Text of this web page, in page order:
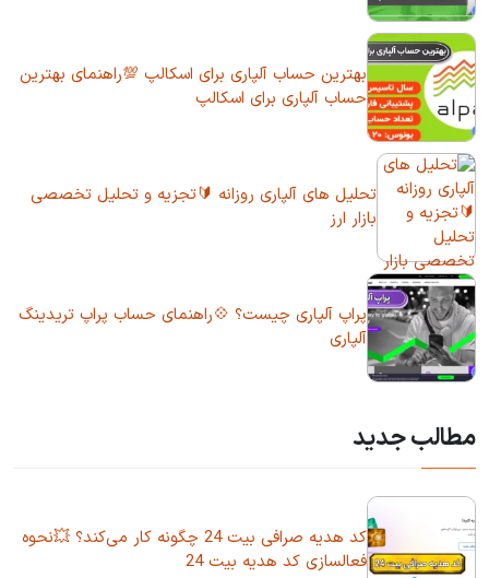
بهترین حساب آلپاری برای اسکالپ 💯راهنمای بهترین
حساب آلپاری برای اسکالپ
تحلیل های آلپاری روزانه 🔰تجزیه و تحلیل تخصصی
بازار ارز
پراپ آلپاری چیست؟ 💠راهنمای حساب پراپ تریدینگ
آلپاری
مطالب جدید
کد هدیه صرافی بیت 24 چگونه کار می‌کند؟ 💥نحوه
فعالسازی کد هدیه بیت 24